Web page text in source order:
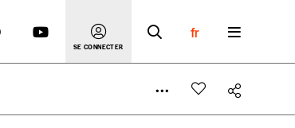
SE CONNECTER
fr